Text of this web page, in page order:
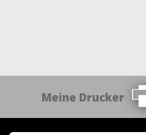
Meine Drucker